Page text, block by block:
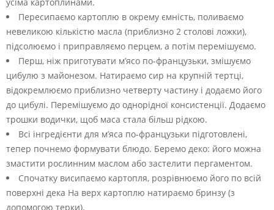
Пересипаємо картоплю в окрему ємність, поливаємо
невеликою кількістю масла (приблизно 2 столові ложки),
підсолюємо і приправляємо перцем, а потім перемішуємо.
Перш, ніж приготувати м’ясо по-французьки, змішуємо
цибулю з майонезом. Натираємо сир на крупній тертці,
відокремлюємо приблизно четверту частину і додаємо його
до цибулі. Перемішуємо до однорідної консистенції. Додаємо
трошки водички, щоб маса стала більш рідкою.
Всі інгредієнти для м’яса по-французьки підготовлені,
тепер почнемо формувати блюдо. Беремо деко: його можна
змастити рослинним маслом або застелити пергаментом.
Спочатку висипаємо картопля, розрівнюємо його по всій
поверхні дека На верх картоплю натираємо бринзу (з
допомогою терки).